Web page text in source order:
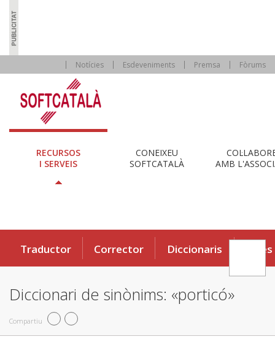
Notícies Esdeveniments Premsa Fòrums
RECURSOS
I SERVEIS
CONEIXEU
SOFTCATALÀ
AMB
Traductor Corrector Diccionaris Eines
Diccionari de sinònims: «porticó»
Compartiu